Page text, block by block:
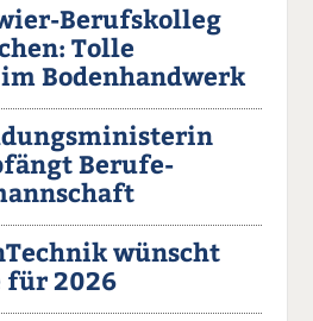
Berufskolleg
Tolle
Bodenhandwerk
Berufe-
wünscht
für 2026